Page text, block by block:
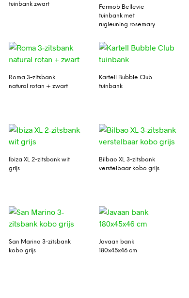
tuinbank zwart
Fermob Bellevie
tuinbank met
rugleuning rosemary
Roma 3-zitsbank
natural rotan + zwart
Kartell Bubble Club
tuinbank
Ibiza XL 2-zitsbank wit
grijs
Bilbao XL 3-zitsbank
verstelbaar kobo grijs
San Marino 3-zitsbank
kobo grijs
Javaan bank
180x45x46 cm